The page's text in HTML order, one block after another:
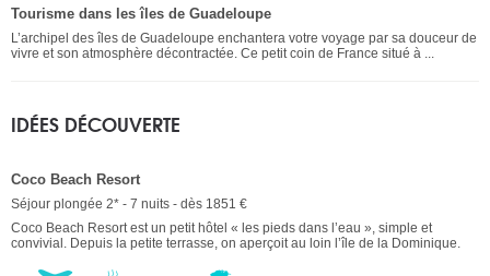
Tourisme dans les îles de Guadeloupe
L’archipel des îles de Guadeloupe enchantera votre voyage par sa douceur de
vivre et son atmosphère décontractée. Ce petit coin de France situé à ...
IDÉES DÉCOUVERTE
Coco Beach Resort
Séjour plongée 2* - 7 nuits - dès 1851 €
Coco Beach Resort est un petit hôtel « les pieds dans l’eau », simple et
convivial. Depuis la petite terrasse, on aperçoit au loin l’île de la Dominique.